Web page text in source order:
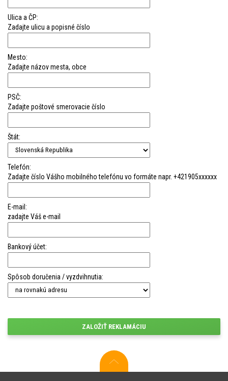
Ulica a ČP:
Zadajte ulicu a popisné číslo
Mesto:
Zadajte názov mesta, obce
PSČ:
Zadajte poštové smerovacie číslo
Štát:
Telefón:
Zadajte číslo Vášho mobilného telefónu vo formáte napr. +421905xxxxxx
E-mail:
zadajte Váš e-mail
Bankový účet:
Spôsob doručenia / vyzdvihnutia:
ZALOŽIŤ REKLAMÁCIU